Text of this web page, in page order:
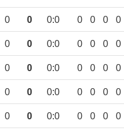
0 0 0:0 0 0 0 0
0 0 0:0 0 0 0 0
0 0 0:0 0 0 0 0
0 0 0:0 0 0 0 0
0 0 0:0 0 0 0 0